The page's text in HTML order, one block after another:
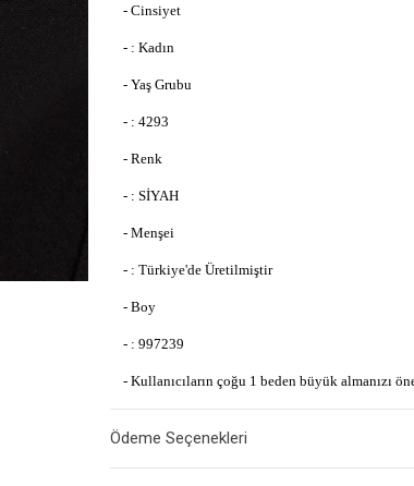
- Cinsiyet
- : Kadın
- Yaş Grubu
- : 4293
- Renk
- : SİYAH
- Menşei
- : Türkiye'de Üretilmiştir
- Boy
- : 997239
- Kullanıcıların çoğu 1 beden büyük almanızı
Ödeme Seçenekleri